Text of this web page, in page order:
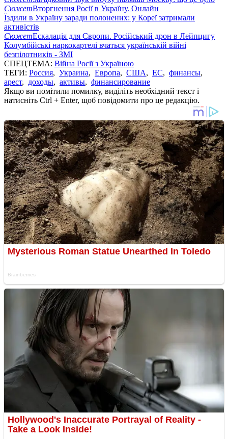
СюжетВторгнення Росії в Україну. Онлайн
Їздили в Україну заради полонених: у Кореї затримали
активістів
СюжетЕскалація для Європи. Російський дрон в Лейпцигу
Колумбійські наркокартелі вчаться українській війні
безпілотників - ЗМІ
СПЕЦТЕМА: Війна Росії з Україною
ТЕГИ: Россия, Украина, Европа, США, ЕС, финансы,
арест, доходы, активы, финансирование
Якщо ви помітили помилку, виділіть необхідний текст і
натисніть Ctrl + Enter, щоб повідомити про це редакцію.